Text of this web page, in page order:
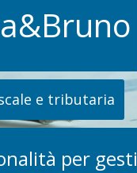
e tributaria
per